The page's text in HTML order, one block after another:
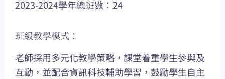
2023-2024學年總班數：24
班級教學模式：
老師採用多元化教學策略，課堂着重學生參與及
互動，並配合資訊科技輔助學習，鼓勵學生自主